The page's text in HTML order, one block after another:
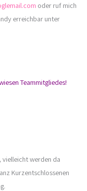
oder ruf mich
erreichbar unter
Teammitgliedes!
werden da
Kurzentschlossenen